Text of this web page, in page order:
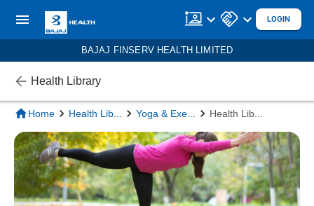
LOGIN
BAJAJ FINSERV HEALTH LIMITED
Health Library
Home Health Lib Yoga & Exe Health Lib